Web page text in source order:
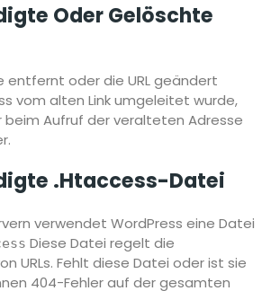
Oder Gelöschte
entfernt oder die URL geändert
vom alten Link umgeleitet wurde,
beim Aufruf der veralteten Adresse
.htaccess-Datei
verwendet WordPress eine Datei
Diese Datei regelt die
URLs. Fehlt diese Datei oder ist sie
404-Fehler auf der gesamten